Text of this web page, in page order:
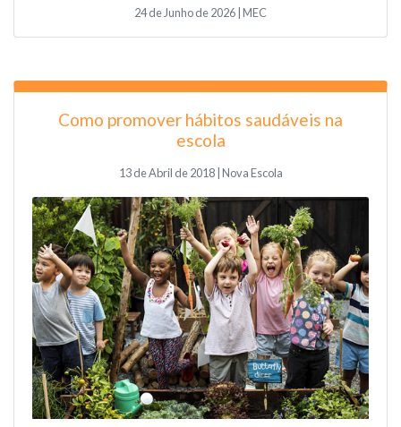
24 de Junho de 2026 | MEC
Como promover hábitos saudáveis na
escola
13 de Abril de 2018 | Nova Escola